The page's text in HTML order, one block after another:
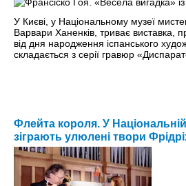
У Києві, у Національному музеї
Варвари Ханенків, триває виставка,
від дня народження іспанського
складається з серії гравюр
Флейта короля. У
зіграють улюлені твори